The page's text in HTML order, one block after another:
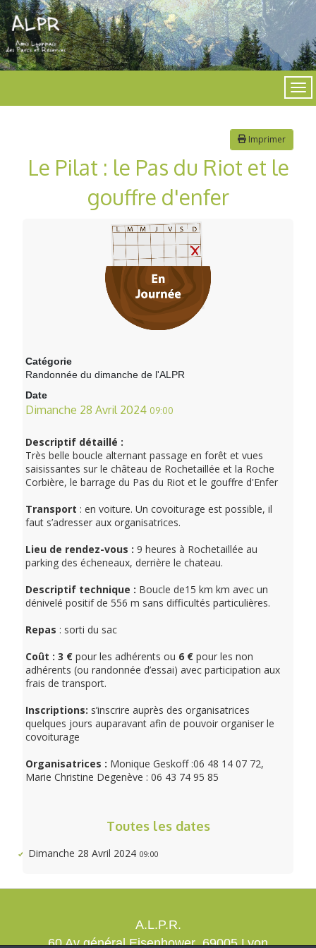
Imprimer
Le Pilat : le Pas du Riot et le
gouffre d'enfer
Catégorie
Randonnée du dimanche de l'ALPR
Date
Dimanche 28 Avril 2024 09:00
Descriptif détaillé :
Très belle boucle alternant passage en forêt et vues
saisissantes sur le château de Rochetaillée et la Roche
Corbière, le barrage du Pas du Riot et le gouffre d'Enfer
Transport : en voiture. Un covoiturage est possible, il
faut s’adresser aux organisatrices.
Lieu de rendez-vous : 9 heures à Rochetaillée au
parking des écheneaux, derrière le chateau.
Descriptif technique : Boucle de15 km km avec un
dénivelé positif de 556 m sans difficultés particulières.
Repas : sorti du sac
Coût :3 € pour les adhérents ou 6 € pour les non
adhérents (ou randonnée d’essai) avec participation aux
frais de transport.
Inscriptions: s’inscrire auprès des organisatrices
quelques jours auparavant afin de pouvoir organiser le
covoiturage
Organisatrices : Monique Geskoff :06 48 14 07 72,
Marie Christine Degenève : 06 43 74 95 85
Toutes les dates
Dimanche 28 Avril 2024 09:00
A.L.P.R.
60 Av général Eisenhower 69005 Lyon